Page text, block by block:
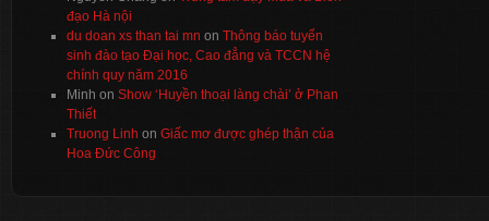
đạo Hà nội
du doan xs than tai mn on Thông báo tuyển
sinh đào tạo Đại học, Cao đẳng và TCCN hệ
chính quy năm 2016
Minh on Show ‘Huyền thoại làng chài’ ở Phan
Thiết
Truong Linh on Giấc mơ được ghép thận của
Hoa Đức Công